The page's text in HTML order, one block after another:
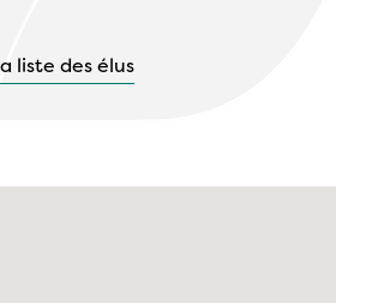
liste des élus